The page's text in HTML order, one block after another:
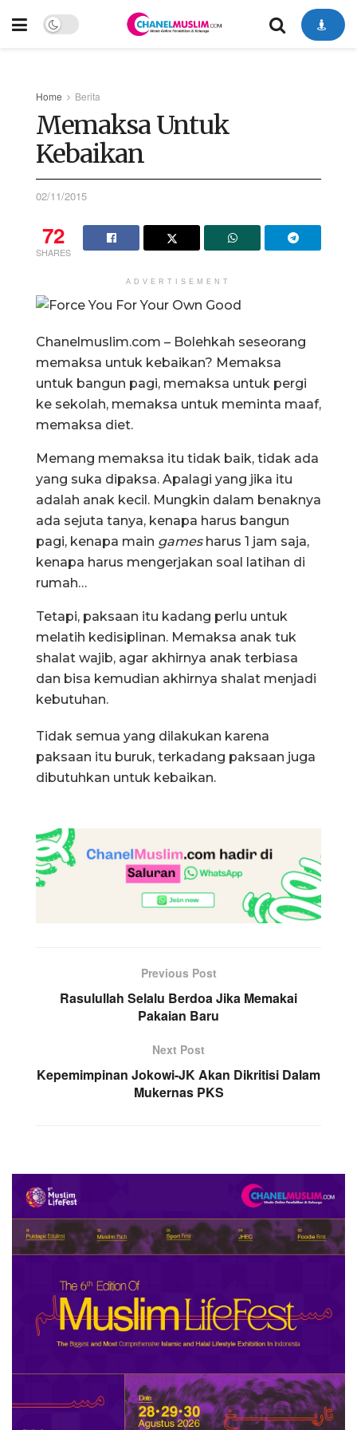
Home Berita
Memaksa Untuk
Kebaikan
02/11/2015
72
SHARES
ADVERTISEMENT
Chanelmuslim.com – Bolehkah seseorang
memaksa untuk kebaikan? Memaksa
untuk bangun pagi, memaksa untuk pergi
ke sekolah, memaksa untuk meminta maaf,
memaksa diet.
Memang memaksa itu tidak baik, tidak ada
yang suka dipaksa. Apalagi yang jika itu
adalah anak kecil. Mungkin dalam benaknya
ada sejuta tanya, kenapa harus bangun
pagi, kenapa main gamesharus 1 jam saja,
kenapa harus mengerjakan soal latihan di
rumah…
Tetapi, paksaan itu kadang perlu untuk
melatih kedisiplinan. Memaksa anak tuk
shalat wajib, agar akhirnya anak terbiasa
dan bisa kemudian akhirnya shalat menjadi
kebutuhan.
Tidak semua yang dilakukan karena
paksaan itu buruk, terkadang paksaan juga
dibutuhkan untuk kebaikan.
Previous Post
Rasulullah Selalu Berdoa Jika Memakai
Pakaian Baru
Next Post
Kepemimpinan Jokowi-JK Akan Dikritisi Dalam
Mukernas PKS